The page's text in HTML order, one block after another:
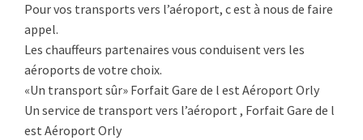
Pour vos transports vers l’aéroport, c est à nous de faire
appel.
Les chauffeurs partenaires vous conduisent vers les
aéroports de votre choix.
«Un transport sûr» Forfait Gare de l est Aéroport Orly
Un service de transport vers l’aéroport , Forfait Gare de l
est Aéroport Orly